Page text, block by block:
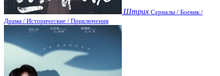
Штрих Сериалы / Боевик /
Драма / Исторические / Приключения